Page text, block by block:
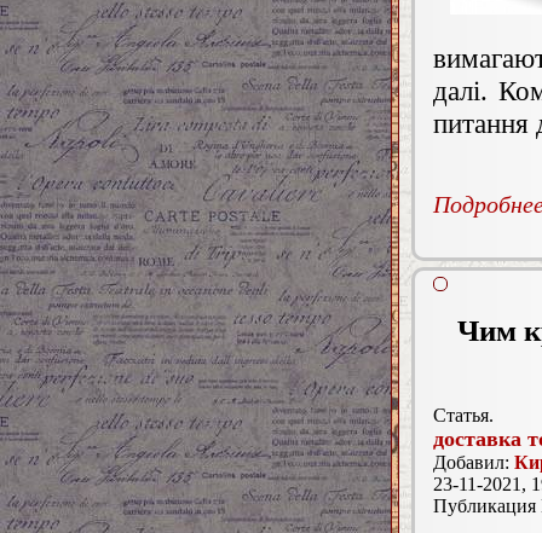
далі.
питання
Чим
Статья.
доставка
Добавил:
23-11-2021,